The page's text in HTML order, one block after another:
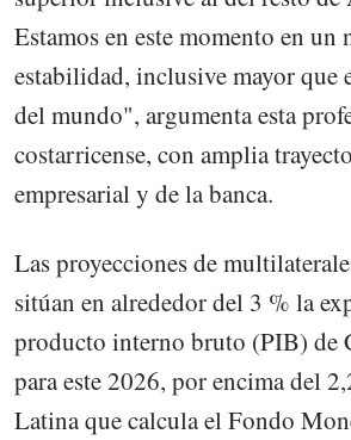
Estamos en este momento en un
estabilidad, inclusive mayor que
del mundo", argumenta esta
costarricense, con amplia
empresarial y de la banca.
Las proyecciones de
sitúan en alrededor del 3 % la
producto interno bruto (PIB) de
para este 2026, por encima del
Latina que calcula el Fondo